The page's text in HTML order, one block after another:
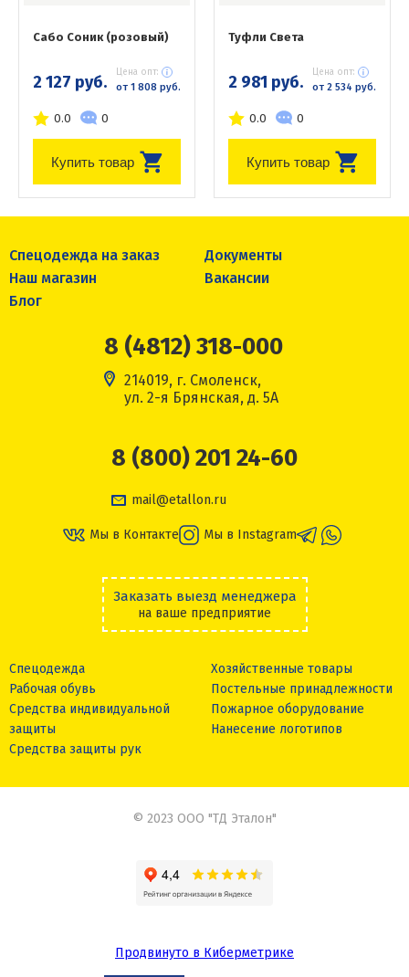
Сабо Соник (розовый)
2 127 руб. Цена опт:
от 1 808 руб.
0.0 0
Купить товар
Туфли Света
2 981 руб. Цена опт:
от 2 534 руб.
0.0 0
Купить товар
Спецодежда на заказ
Документы
Наш магазин
Вакансии
Блог
8 (4812) 318-000
214019, г. Смоленск,
ул. 2-я Брянская, д. 5А
8 (800) 201 24-60
mail@etallon.ru
Мы в Контакте Мы в Instagram
Заказать выезд менеджера
на ваше предприятие
Спецодежда
Рабочая обувь
Средства индивидуальной
защиты
Средства защиты рук
Хозяйственные товары
Постельные принадлежности
Пожарное оборудование
Нанесение логотипов
© 2023 ООО "ТД Эталон"
Продвинуто в Киберметрике